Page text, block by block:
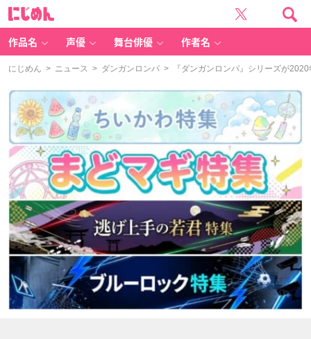
作品名 声優 舞台俳優 作者名
にじめん > ニュース > ダンガンロンパ > 『ダンガンロンパ』シリーズが